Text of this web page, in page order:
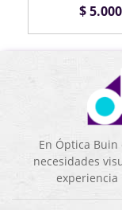
$ 5.000
En Óptica
necesidades
experiencia